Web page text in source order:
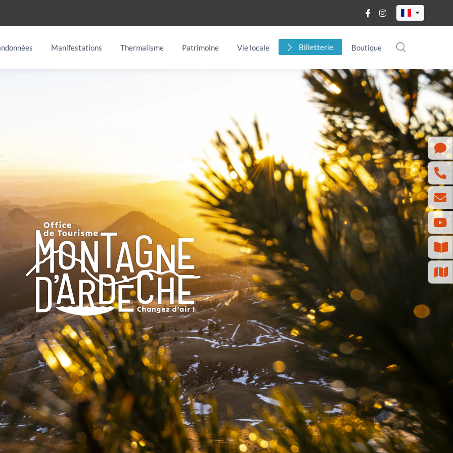
Manifestations Thermalisme Patrimoine Vie locale Billetterie Boutique